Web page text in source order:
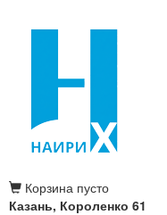
Корзина пусто
Казань, Короленко 61